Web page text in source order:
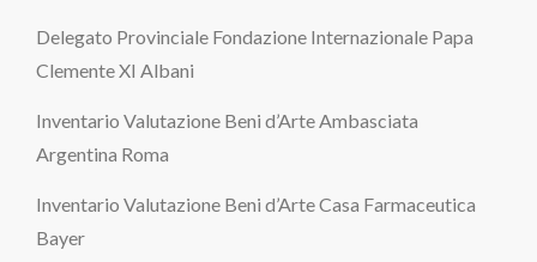
Delegato Provinciale Fondazione Internazionale Papa
Clemente XI Albani
Inventario Valutazione Beni d’Arte Ambasciata
Argentina Roma
Inventario Valutazione Beni d’Arte Casa Farmaceutica
Bayer